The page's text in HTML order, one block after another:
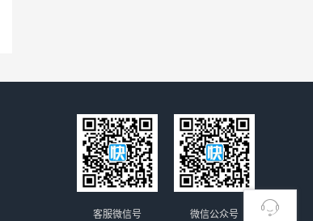
微信公众号
客服微信号